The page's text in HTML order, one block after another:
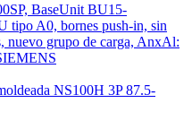
BaseUnit BU15-
tipo A0, bornes push-in, sin
nuevo grupo de carga, AnxAl:
NS100H 3P 87.5-